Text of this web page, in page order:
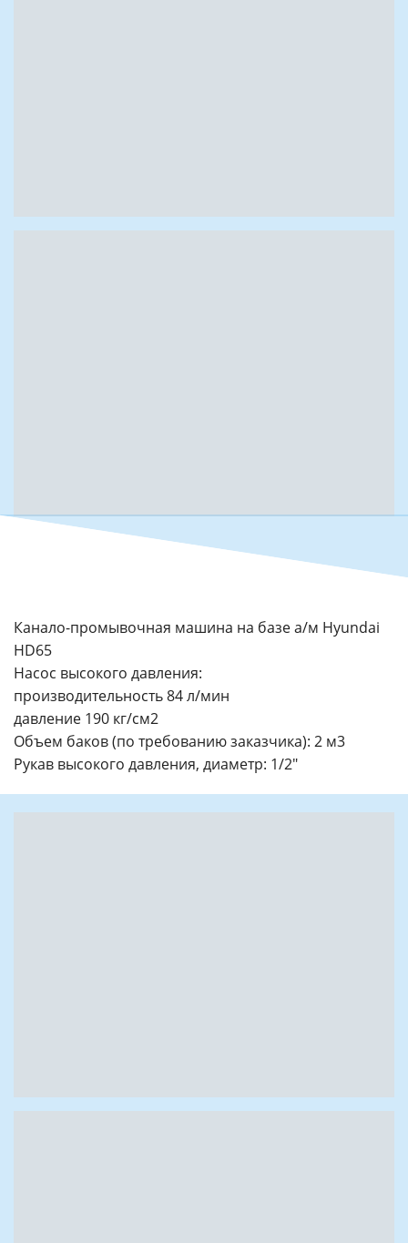
Канало-промывочная машина на базе а/м Hyundai
HD65
Насос высокого давления:
производительность 84 л/мин
давление 190 кг/см2
Объем баков (по требованию заказчика): 2 м3
Рукав высокого давления, диаметр: 1/2"